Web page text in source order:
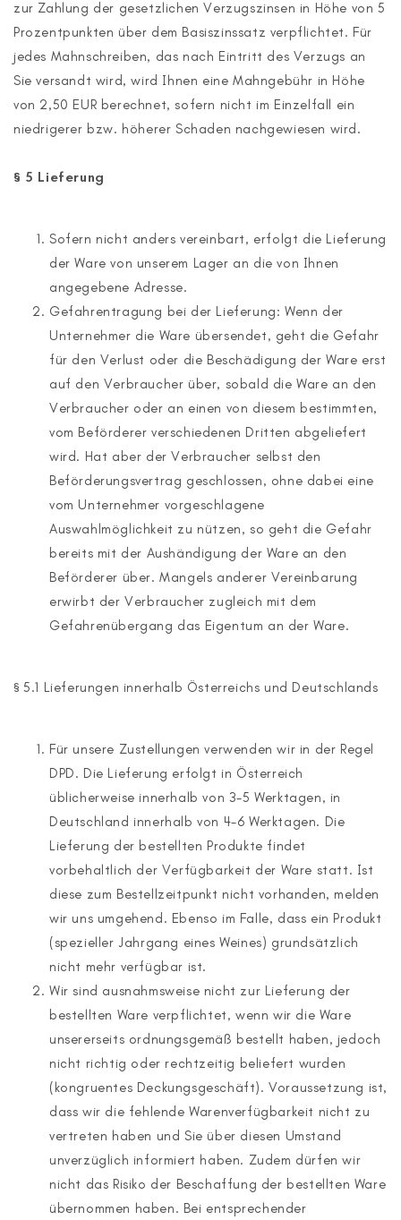
zur Zahlung der gesetzlichen Verzugszinsen in Höhe von 5
Prozentpunkten über dem Basiszinssatz verpflichtet. Für
jedes Mahnschreiben, das nach Eintritt des Verzugs an
Sie versandt wird, wird Ihnen eine Mahngebühr in Höhe
von 2,50 EUR berechnet, sofern nicht im Einzelfall ein
niedrigerer bzw. höherer Schaden nachgewiesen wird.
§ 5 Lieferung
Sofern nicht anders vereinbart, erfolgt die Lieferung
der Ware von unserem Lager an die von Ihnen
angegebene Adresse.
Gefahrentragung bei der Lieferung: Wenn der
Unternehmer die Ware übersendet, geht die Gefahr
für den Verlust oder die Beschädigung der Ware erst
auf den Verbraucher über, sobald die Ware an den
Verbraucher oder an einen von diesem bestimmten,
vom Beförderer verschiedenen Dritten abgeliefert
wird. Hat aber der Verbraucher selbst den
Beförderungsvertrag geschlossen, ohne dabei eine
vom Unternehmer vorgeschlagene
Auswahlmöglichkeit zu nützen, so geht die Gefahr
bereits mit der Aushändigung der Ware an den
Beförderer über. Mangels anderer Vereinbarung
erwirbt der Verbraucher zugleich mit dem
Gefahrenübergang das Eigentum an der Ware.
§ 5.1 Lieferungen innerhalb Österreichs und Deutschlands
Für unsere Zustellungen verwenden wir in der Regel
DPD. Die Lieferung erfolgt in Österreich
üblicherweise innerhalb von 3-5 Werktagen, in
Deutschland innerhalb von 4-6 Werktagen. Die
Lieferung der bestellten Produkte findet
vorbehaltlich der Verfügbarkeit der Ware statt. Ist
diese zum Bestellzeitpunkt nicht vorhanden, melden
wir uns umgehend. Ebenso im Falle, dass ein Produkt
(spezieller Jahrgang eines Weines) grundsätzlich
nicht mehr verfügbar ist.
Wir sind ausnahmsweise nicht zur Lieferung der
bestellten Ware verpflichtet, wenn wir die Ware
unsererseits ordnungsgemäß bestellt haben, jedoch
nicht richtig oder rechtzeitig beliefert wurden
(kongruentes Deckungsgeschäft). Voraussetzung ist,
dass wir die fehlende Warenverfügbarkeit nicht zu
vertreten haben und Sie über diesen Umstand
unverzüglich informiert haben. Zudem dürfen wir
nicht das Risiko der Beschaffung der bestellten Ware
übernommen haben. Bei entsprechender